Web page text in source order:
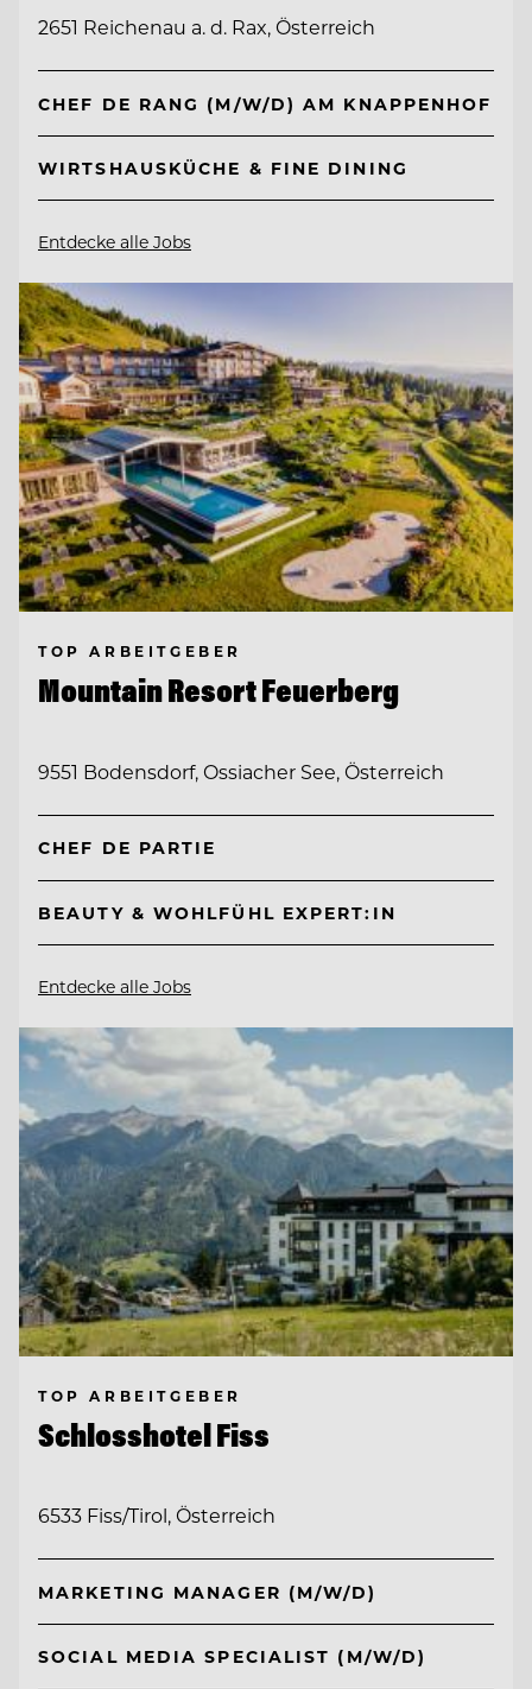
2651 Reichenau a. d. Rax, Österreich
CHEF DE RANG (M/W/D) AM KNAPPENHOF
WIRTSHAUSKÜCHE & FINE DINING
Entdecke alle Jobs
TOP ARBEITGEBER
Mountain Resort Feuerberg
9551 Bodensdorf, Ossiacher See, Österreich
CHEF DE PARTIE
BEAUTY & WOHLFÜHL EXPERT:IN
Entdecke alle Jobs
TOP ARBEITGEBER
Schlosshotel Fiss
6533 Fiss/Tirol, Österreich
MARKETING MANAGER (M/W/D)
SOCIAL MEDIA SPECIALIST (M/W/D)